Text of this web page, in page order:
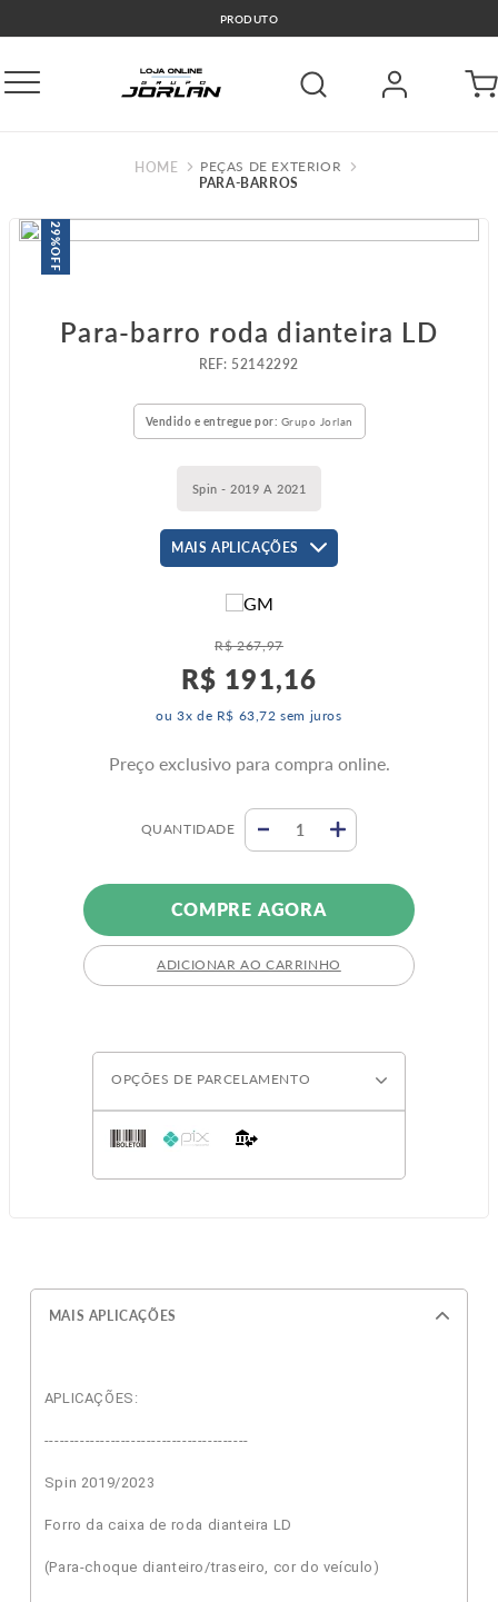
PRODUTO
PEÇAS DE EXTERIOR
PARA-BARROS
29%
OFF
Para-barro roda dianteira LD
: 52142292
Vendido e entregue por: Grupo Jorlan
Spin - 2019 A 2021
MAIS APLICAÇÕES
R$ 267,97
R$ 191,16
ou3x de R$ 63 ,72 sem juros
Preço exclusivo para compra online.
QUANTIDADE
COMPRE AGORA
ADICIONAR AO CARRINHO
OPÇÕES DE PARCELAMENTO
MAIS APLICAÇÕES
APLICAÇÕES:
----------------------------------------
Spin 2019/2023
Forro da caixa de roda dianteira LD
(Para-choque dianteiro/traseiro, cor do veículo)